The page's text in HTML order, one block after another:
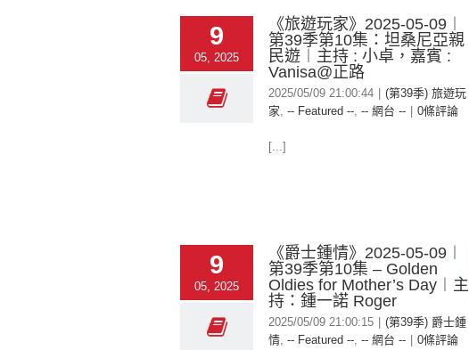
9
05, 2025
《旅遊玩家》2025-05-09︱
第39季第10集：坦桑尼亞親
民遊︱主持 : 小卓，嘉賓 :
Vanisa@正路
2025/05/09 21:00:44
(第39季) 旅遊玩
家, -- Featured --, -- 網台 -- 0條評論
[...]
9
05, 2025
《爵士鍾情》2025-05-09︱
第39季第10集 – Golden
Oldies for Mother’s Day︱主
持：鍾一諾 Roger
2025/05/09 21:00:15
(第39季) 爵士鍾
情, -- Featured --, -- 網台 -- 0條評論